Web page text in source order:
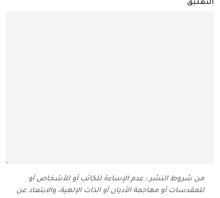
التعليق
من شروط النشر : عدم الإساءة للكاتب أو للأشخاص أو
للمقدسات أو مهاجمة الأديان أو الذات الإلهية، والابتعاد عن